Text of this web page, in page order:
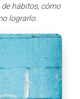
hábitos, cómo
lograrlo.